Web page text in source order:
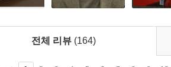
전체 리뷰 (164)